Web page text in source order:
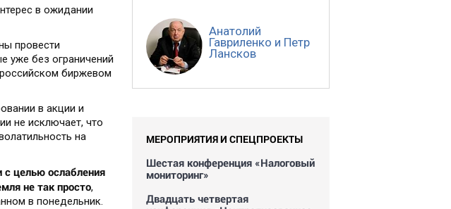
в ожидании
провести
уже без ограничений
биржевом
в акции и
не исключает, что
на
с целью ослабления
не так просто,
в понедельник.
Анатолий
Гавриленко и Петр
Лансков
МЕРОПРИЯТИЯ И СПЕЦПРОЕКТЫ
Шестая конференция «Налоговый
мониторинг»
Двадцать четвертая